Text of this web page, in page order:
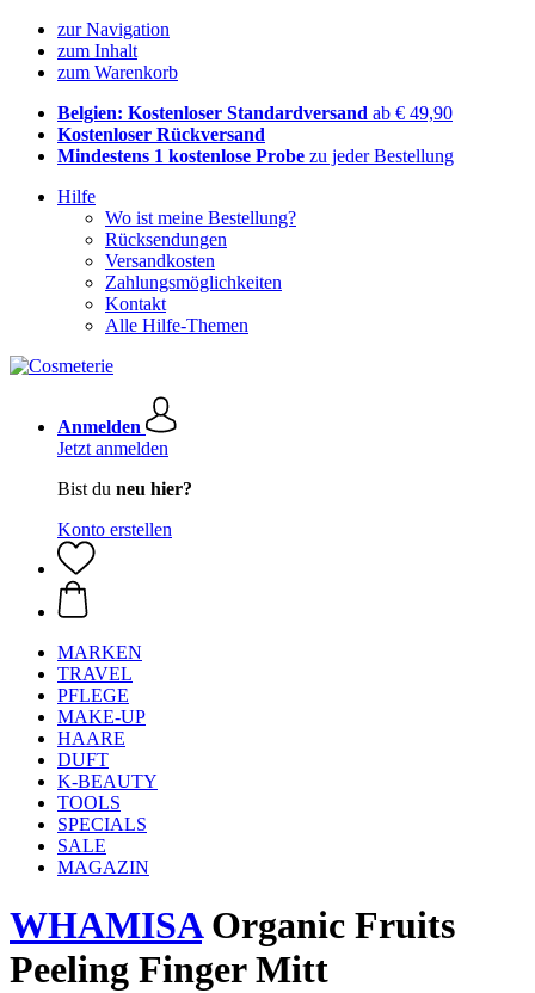
zur Navigation
zum Inhalt
zum Warenkorb
Belgien: Kostenloser Standardversand ab € 49,90
Kostenloser Rückversand
Mindestens 1 kostenlose Probe zu jeder Bestellung
Hilfe
Wo ist meine Bestellung?
Rücksendungen
Versandkosten
Zahlungsmöglichkeiten
Kontakt
Alle Hilfe-Themen
Anmelden
Jetzt anmelden
Bist du neu hier?
Konto erstellen
MARKEN
TRAVEL
PFLEGE
MAKE-UP
HAARE
DUFT
K-BEAUTY
TOOLS
SPECIALS
SALE
MAGAZIN
WHAMISAOrganic Fruits
Peeling Finger Mitt